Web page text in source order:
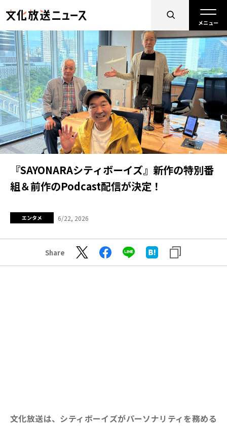
『SAYONARAシティボーイズ』新作の特別番
組＆前作のPodcast配信が決定！
エンタメ 6/22, 2026
Share
文化放送は、シティボーイズがパーソナリティを務める